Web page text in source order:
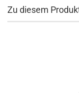
Zu diesem